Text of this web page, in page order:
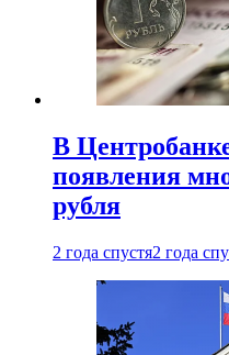
В
появления
рубля
2 года спустя2 года